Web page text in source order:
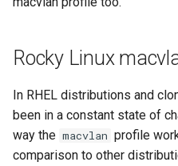
Rocky Linux
In RHEL distributions and
been in a constant state of
way the macvlan profile
comparison to other